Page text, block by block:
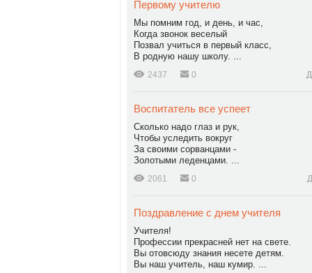
Первому учителю
Мы помним год, и день, и час,
Когда звонок веселый
Позвал учиться в пеpвый класс,
В pодную нашу школу. ...
2437 0
Воспитатель все успеет
Сколько надо глаз и рук,
Чтобы уследить вокруг
За своими сорванцами -
Золотыми леденцами. ...
2061 0
Поздравление с днем учителя
Учителя!
Профессии прекрасней нет на свете.
Вы отовсюду знания несете детям.
Вы наш учитель, наш кумир. ...